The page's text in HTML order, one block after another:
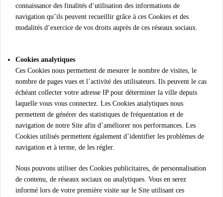
connaissance des finalités d’utilisation des informations de
navigation qu’ils peuvent recueillir grâce à ces Cookies et des
modalités d’exercice de vos droits auprès de ces réseaux sociaux.
Cookies analytiques
Ces Cookies nous permettent de mesurer le nombre de visites, le
nombre de pages vues et l’activité des utilisateurs. Ils peuvent le cas
échéant collecter votre adresse IP pour déterminer la ville depuis
laquelle vous vous connectez. Les Cookies analytiques nous
permettent de générer des statistiques de fréquentation et de
navigation de notre Site afin d’améliorer nos performances. Les
Cookies utilisés permettent également d’identifier les problèmes de
navigation et à terme, de les régler.
Nous pouvons utiliser des Cookies publicitaires, de personnalisation
de contenu, de réseaux sociaux ou analytiques. Vous en serez
informé lors de votre première visite sur le Site utilisant ces